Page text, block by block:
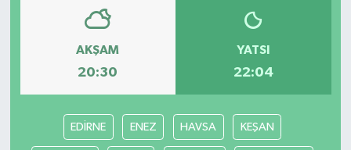
AKŞAM
20:30
YATSI
22:04
EDİRNE ENEZ HAVSA KEŞAN